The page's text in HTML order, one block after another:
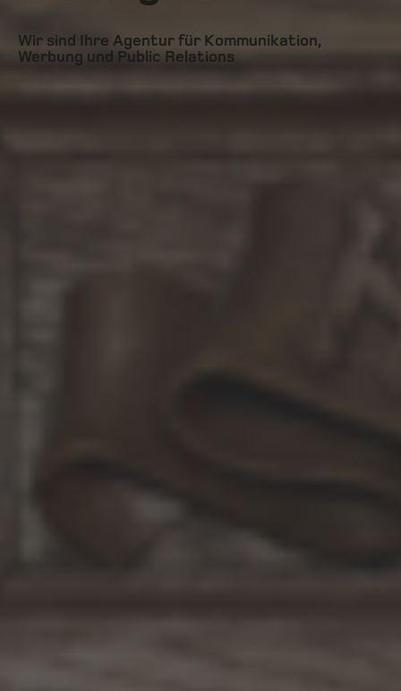
Wir sind Ihre Agentur für Kommunikation,
Werbung und Public Relations